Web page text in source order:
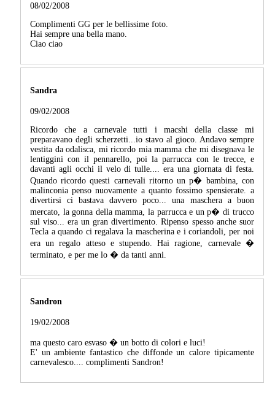
08/02/2008
Complimenti GG per le bellissime foto.
Hai sempre una bella mano.
Ciao ciao
Sandra
09/02/2008
Ricordo che a carnevale tutti i macshi della classe mi
preparavano degli scherzetti...io stavo al gioco. Andavo sempre
vestita da odalisca, mi ricordo mia mamma che mi disegnava le
lentiggini con il pennarello, poi la parrucca con le trecce, e
davanti agli occhi il velo di tulle.... era una giornata di festa.
Quando ricordo questi carnevali ritorno un p� bambina, con
malinconia penso nuovamente a quanto fossimo spensierate. a
divertirsi ci bastava davvero poco... una maschera a buon
mercato, la gonna della mamma, la parrucca e un p� di trucco
sul viso... era un gran divertimento. Ripenso spesso anche suor
Tecla a quando ci regalava la mascherina e i coriandoli, per noi
era un regalo atteso e stupendo. Hai ragione, carnevale �
terminato, e per me lo � da tanti anni.
Sandron
19/02/2008
ma questo caro esvaso � un botto di colori e luci!
E' un ambiente fantastico che diffonde un calore tipicamente
carnevalesco.... complimenti Sandron!